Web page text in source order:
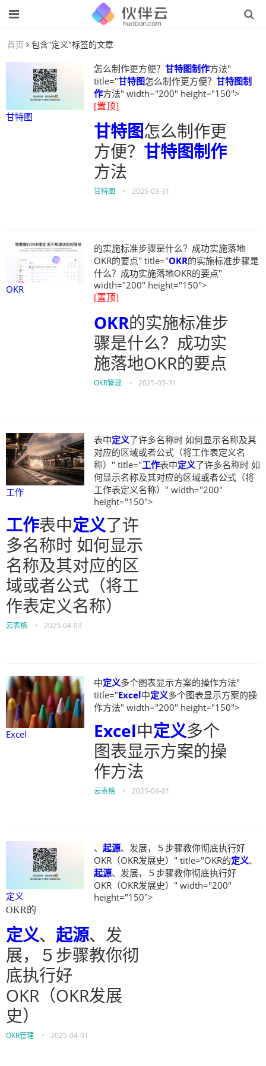
首页 包含"定义"标签的文章
甘特图
怎么制作更方便？ 甘特图制作方法"
title="甘特图怎么制作更方便？ 甘特图制
作方法" width="200" height="150">
[置顶]
甘特图怎么制作更
方便？ 甘特图制作
方法
甘特图 • 2025-03-31
OKR
的实施标准步骤是什么？成功实施落地
OKR的要点" title="OKR的实施标准步骤是
什么？成功实施落地OKR的要点"
width="200" height="150">
[置顶]
OKR的实施标准步
骤是什么？成功实
施落地OKR的要点
OKR管理 • 2025-03-31
工作
表中定义了许多名称时 如何显示名称及其
对应的区域或者公式（将工作表定义名
称）" title="工作表中定义了许多名称时 如
何显示名称及其对应的区域或者公式（将
工作表定义名称）" width="200"
height="150">
工作表中定义了许
多名称时 如何显示
名称及其对应的区
域或者公式（将工
作表定义名称）
云表格 • 2025-04-03
Excel
中定义多个图表显示方案的操作方法"
title="Excel中定义多个图表显示方案的操
作方法" width="200" height="150">
Excel中定义多个
图表显示方案的操
作方法
云表格 • 2025-04-01
定义
、 起源、发展，５步骤教你彻底执行好
OKR（OKR发展史）" title="OKR的定义、
起源、发展，５步骤教你彻底执行好
OKR（OKR发展史）" width="200"
height="150">
OKR的
定义、 起源、发
展，５步骤教你彻
底执行好
OKR（OKR发展
史）
OKR管理 • 2025-04-01